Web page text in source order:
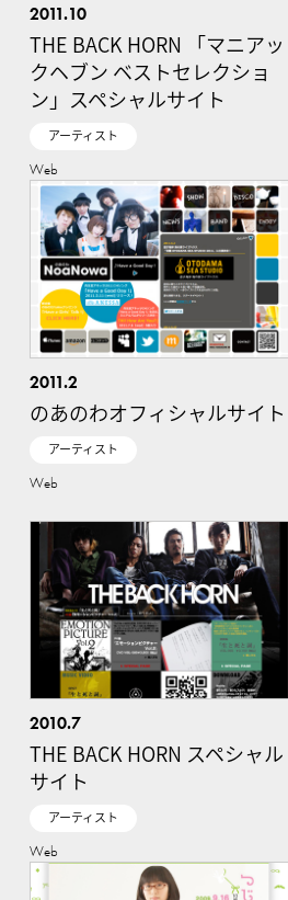
2011.10
THE BACK HORN 「マニアッ
クヘブン ベストセレクショ
ン」スペシャルサイト
アーティスト
Web
2011.2
のあのわオフィシャルサイト
アーティスト
Web
2010.7
THE BACK HORN スペシャル
サイト
アーティスト
Web